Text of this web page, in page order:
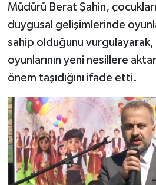
Müdürü Berat Şahin,
duygusal gelişimlerinde
sahip olduğunu
oyunlarının yeni nesillere
önem taşıdığını ifade etti.